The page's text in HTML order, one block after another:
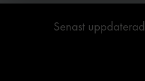
Senast uppdaterad